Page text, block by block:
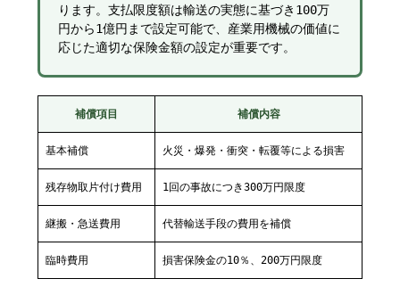
ります。支払限度額は輸送の実態に基づき100万
円から1億円まで設定可能で、産業用機械の価値に
応じた適切な保険金額の設定が重要です。
補償項目 補償内容
基本補償 火災・爆発・衝突・転覆等による損害
残存物取片付け費用 1回の事故につき300万円限度
継搬・急送費用 代替輸送手段の費用を補償
臨時費用 損害保険金の10％、200万円限度